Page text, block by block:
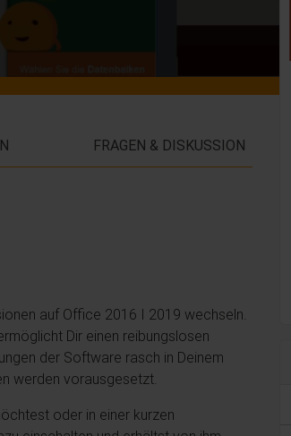
FRAGEN & DISKUSSION
auf Office 2016 I 2019 wechseln.
Dir einen reibungslosen
der Software rasch in Deinem
werden vorausgesetzt.
oder in einer kurzen